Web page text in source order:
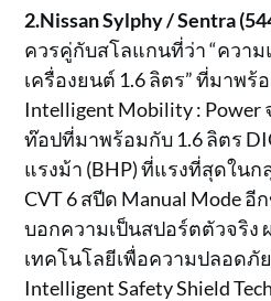
2.Nissan Sylphy / Sentra
ควรคู่กับสโลแกนที่ว่า “ควา
เครื่องยนต์ 1.6 ลิตร” ที่มาพร้
Intelligent Mobility :
ท๊อปที่มาพร้อมกับ 1.6 ลิตร
แรงม้า (BHP) ที่แรงที่สุดในก
CVT 6 สปีด Manual Mode
บอกความเป็นสปอร์ตตัวจริง
เทคโนโลยีเพื่อความปลอดภั
Intelligent Safety Shield